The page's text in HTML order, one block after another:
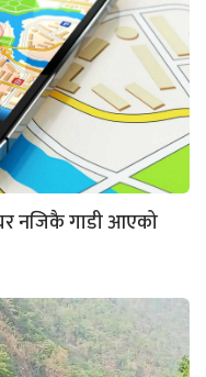
नजिकै गाडी आएको